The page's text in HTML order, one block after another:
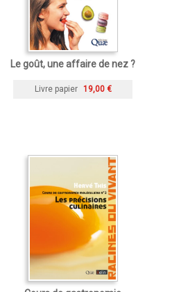
Le goût, une affaire de nez ?
Livre papier 19,00 €